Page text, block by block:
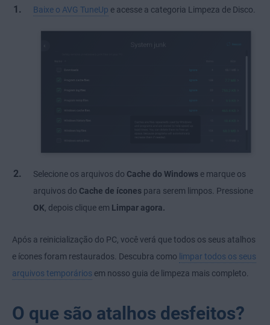
Baixe o AVG TuneUp e acesse a categoria Limpeza de Disco.
Selecione os arquivos do Cache do Windows e marque os
arquivos do Cache de ícones para serem limpos. Pressione
OK, depois clique em Limpar agora.
Após a reinicialização do PC, você verá que todos os seus atalhos
e ícones foram restaurados. Descubra como limpar todos os seus
arquivos temporários em nosso guia de limpeza mais completo.
O que são atalhos desfeitos?